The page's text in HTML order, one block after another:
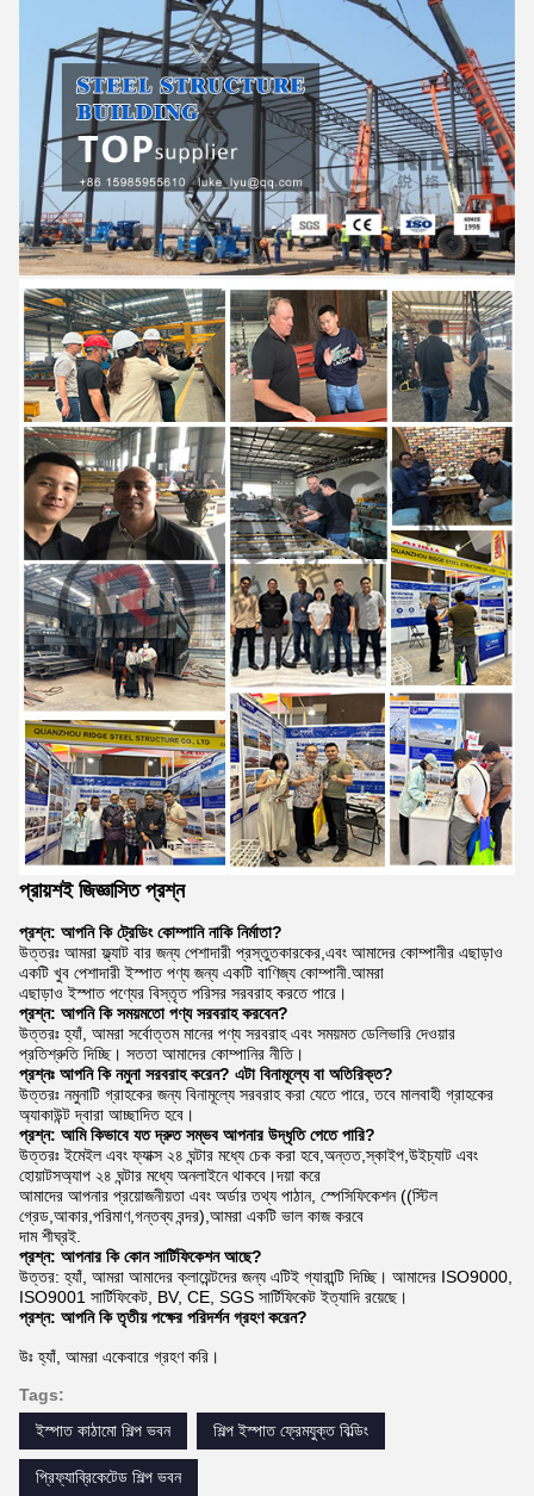
প্রায়শই জিজ্ঞাসিত প্রশ্ন
প্রশ্ন: আপনি কি ট্রেডিং কোম্পানি নাকি নির্মাতা?
উত্তরঃ আমরা ফ্ল্যাট বার জন্য পেশাদারী প্রস্তুতকারকের,এবং আমাদের কোম্পানীর এছাড়াও
একটি খুব পেশাদারী ইস্পাত পণ্য জন্য একটি বাণিজ্য কোম্পানী.আমরা
এছাড়াও ইস্পাত পণ্যের বিস্তৃত পরিসর সরবরাহ করতে পারে।
প্রশ্ন: আপনি কি সময়মতো পণ্য সরবরাহ করবেন?
উত্তরঃ হ্যাঁ, আমরা সর্বোত্তম মানের পণ্য সরবরাহ এবং সময়মত ডেলিভারি দেওয়ার
প্রতিশ্রুতি দিচ্ছি। সততা আমাদের কোম্পানির নীতি।
প্রশ্নঃ আপনি কি নমুনা সরবরাহ করেন? এটা বিনামূল্যে বা অতিরিক্ত?
উত্তরঃ নমুনাটি গ্রাহকের জন্য বিনামূল্যে সরবরাহ করা যেতে পারে, তবে মালবাহী গ্রাহকের
অ্যাকাউন্ট দ্বারা আচ্ছাদিত হবে।
প্রশ্ন: আমি কিভাবে যত দ্রুত সম্ভব আপনার উদ্ধৃতি পেতে পারি?
উত্তরঃ ইমেইল এবং ফ্যাক্স ২৪ ঘন্টার মধ্যে চেক করা হবে,অন্তত,স্কাইপ,উইচ্যাট এবং
হোয়াটসঅ্যাপ ২৪ ঘন্টার মধ্যে অনলাইনে থাকবে।দয়া করে
আমাদের আপনার প্রয়োজনীয়তা এবং অর্ডার তথ্য পাঠান, স্পেসিফিকেশন ((স্টিল
গ্রেড,আকার,পরিমাণ,গন্তব্য বন্দর),আমরা একটি ভাল কাজ করবে
দাম শীঘ্রই.
প্রশ্ন: আপনার কি কোন সার্টিফিকেশন আছে?
উত্তর: হ্যাঁ, আমরা আমাদের ক্লায়েন্টদের জন্য এটিই গ্যারান্টি দিচ্ছি। আমাদের ISO9000,
ISO9001 সার্টিফিকেট, BV, CE, SGS সার্টিফিকেট ইত্যাদি রয়েছে।
প্রশ্ন: আপনি কি তৃতীয় পক্ষের পরিদর্শন গ্রহণ করেন?
উঃ হ্যাঁ, আমরা একেবারে গ্রহণ করি।
Tags:
ইস্পাত কাঠামো শিল্প ভবন
শিল্প ইস্পাত ফ্রেমযুক্ত বিল্ডিং
প্রিফ্যাব্রিকেটেড শিল্প ভবন